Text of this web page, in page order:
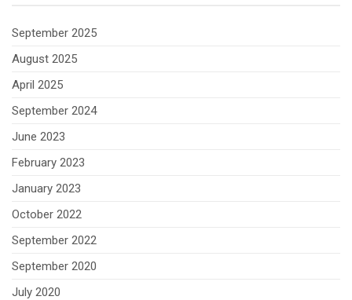
September 2025
August 2025
April 2025
September 2024
June 2023
February 2023
January 2023
October 2022
September 2022
September 2020
July 2020